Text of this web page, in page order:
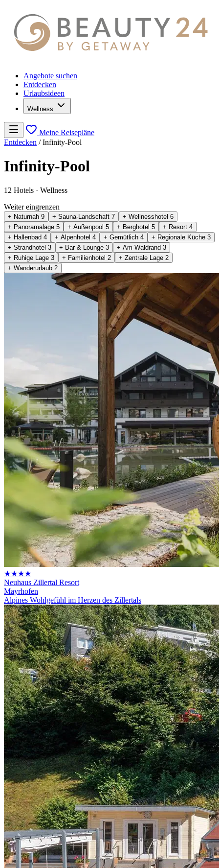
Angebote suchen
Entdecken
Urlaubsideen
Wellness
Meine Reisepläne
Entdecken / Infinity-Pool
Infinity-Pool
12 Hotels · Wellness
Weiter eingrenzen
+ Naturnah 9 + Sauna-Landschaft 7 + Wellnesshotel 6
+ Panoramalage 5 + Außenpool 5 + Berghotel 5 + Resort 4
+ Hallenbad 4 + Alpenhotel 4 + Gemütlich 4 + Regionale Küche 3
+ Strandhotel 3 + Bar & Lounge 3 + Am Waldrand 3
+ Ruhige Lage 3 + Familienhotel 2 + Zentrale Lage 2
+ Wanderurlaub 2
★★★★
Neuhaus Zillertal Resort
Mayrhofen
Alpines Wohlgefühl im Herzen des Zillertals